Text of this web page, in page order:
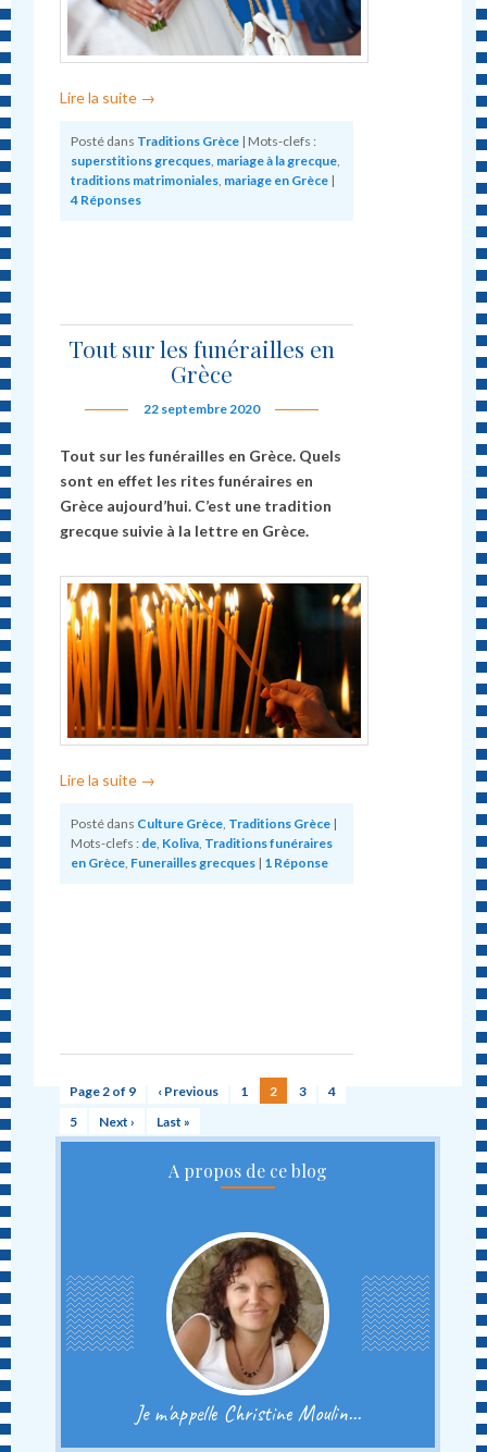
Lire la suite →
Posté dans Traditions Grèce | Mots-clefs :
superstitions grecques, mariage à la grecque,
traditions matrimoniales, mariage en Grèce |
4 Réponses
Tout sur les funérailles en
Grèce
22 septembre 2020
Tout sur les funérailles en Grèce. Quels
sont en effet les rites funéraires en
Grèce aujourd’hui. C’est une tradition
grecque suivie à la lettre en Grèce.
Lire la suite →
Posté dans Culture Grèce, Traditions Grèce |
Mots-clefs : de, Koliva, Traditions funéraires
en Grèce, Funerailles grecques | 1 Réponse
Page 2 of 9 ‹ Previous 1 2 3
4
5
Next › Last »
A propos de ce blog
Je m'appelle Christine Moulin...